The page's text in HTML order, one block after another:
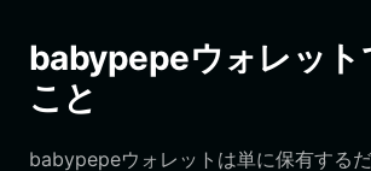
babypepeウォレット
こと
babypepeウォレットは単に保有する